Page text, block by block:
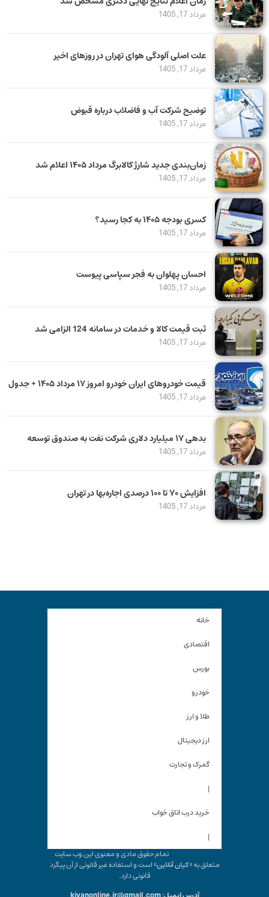
مرداد 17, 1405
علت اصلی آلودگی هوای تهران در روزهای اخیر
مرداد 17, 1405
توضیح شرکت آب و فاضلاب درباره قبوض
مرداد 17, 1405
زمان‌بندی جدید شارژ کالابرگ مرداد ۱۴۰۵ اعلام شد
مرداد 17, 1405
کسری بودجه ۱۴۰۵ به کجا رسید؟
مرداد 17, 1405
احسان پهلوان به فجر سپاسی پیوست
مرداد 17, 1405
ثبت قیمت کالا و خدمات در سامانه 124 الزامی شد
مرداد 17, 1405
قیمت خودرو‌های ایران خودرو امروز ۱۷ مرداد ۱۴۰۵ + جدول
مرداد 17, 1405
بدهی ١٧ میلیارد دلاری شرکت نفت به صندوق توسعه
مرداد 17, 1405
افزایش ۷۰ تا ۱۰۰ درصدی اجاره‌بها در تهران
مرداد 17, 1405
خانه
اقتصادی
بورس
خودرو
طلا و ارز
ارز دیجیتال
گمرک و تجارت
|
خرید درب اتاق خواب
|
تمام حقوق مادی و معنوی این وب سایت
متعلق به «کیان آنلاین» است و استفاده غیر قانونی از آن پیگرد
قانونی دارد.